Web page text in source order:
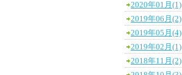
2020年01月(1)
2019年06月(2)
2019年05月(4)
2019年02月(1)
2018年11月(2)